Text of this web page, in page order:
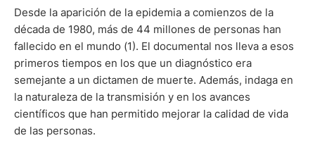
Desde la aparición de la epidemia a comienzos de la
década de 1980, más de 44 millones de personas han
fallecido en el mundo (1). El documental nos lleva a esos
primeros tiempos en los que un diagnóstico era
semejante a un dictamen de muerte. Además, indaga en
la naturaleza de la transmisión y en los avances
científicos que han permitido mejorar la calidad de vida
de las personas.